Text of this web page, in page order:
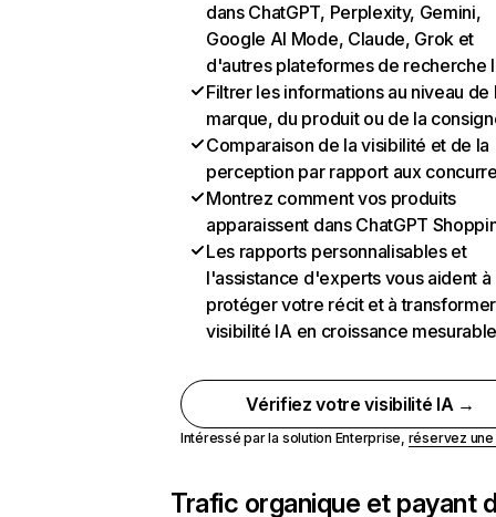
dans ChatGPT, Perplexity, Gemini,
Google AI Mode, Claude, Grok et
d'autres plateformes de recherche
Filtrer les informations au niveau de
marque, du produit ou de la
Comparaison de la visibilité et de la
perception par rapport aux
Montrez comment vos produits
apparaissent dans ChatGPT
Les rapports personnalisables et
l'assistance d'experts vous aident à
protéger votre récit et à
visibilité IA en croissance
Vérifiez votre visibilité IA →
Intéressé par la solution Enterprise, réservez
Trafic organique et payant